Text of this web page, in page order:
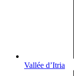
Vallée d’Itria